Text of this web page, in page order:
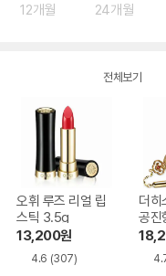
12개월 24개월
전체보기
오휘 루즈 리얼 립
스틱 3.5g
13,200원
4.6 (307)
더히
공진
립